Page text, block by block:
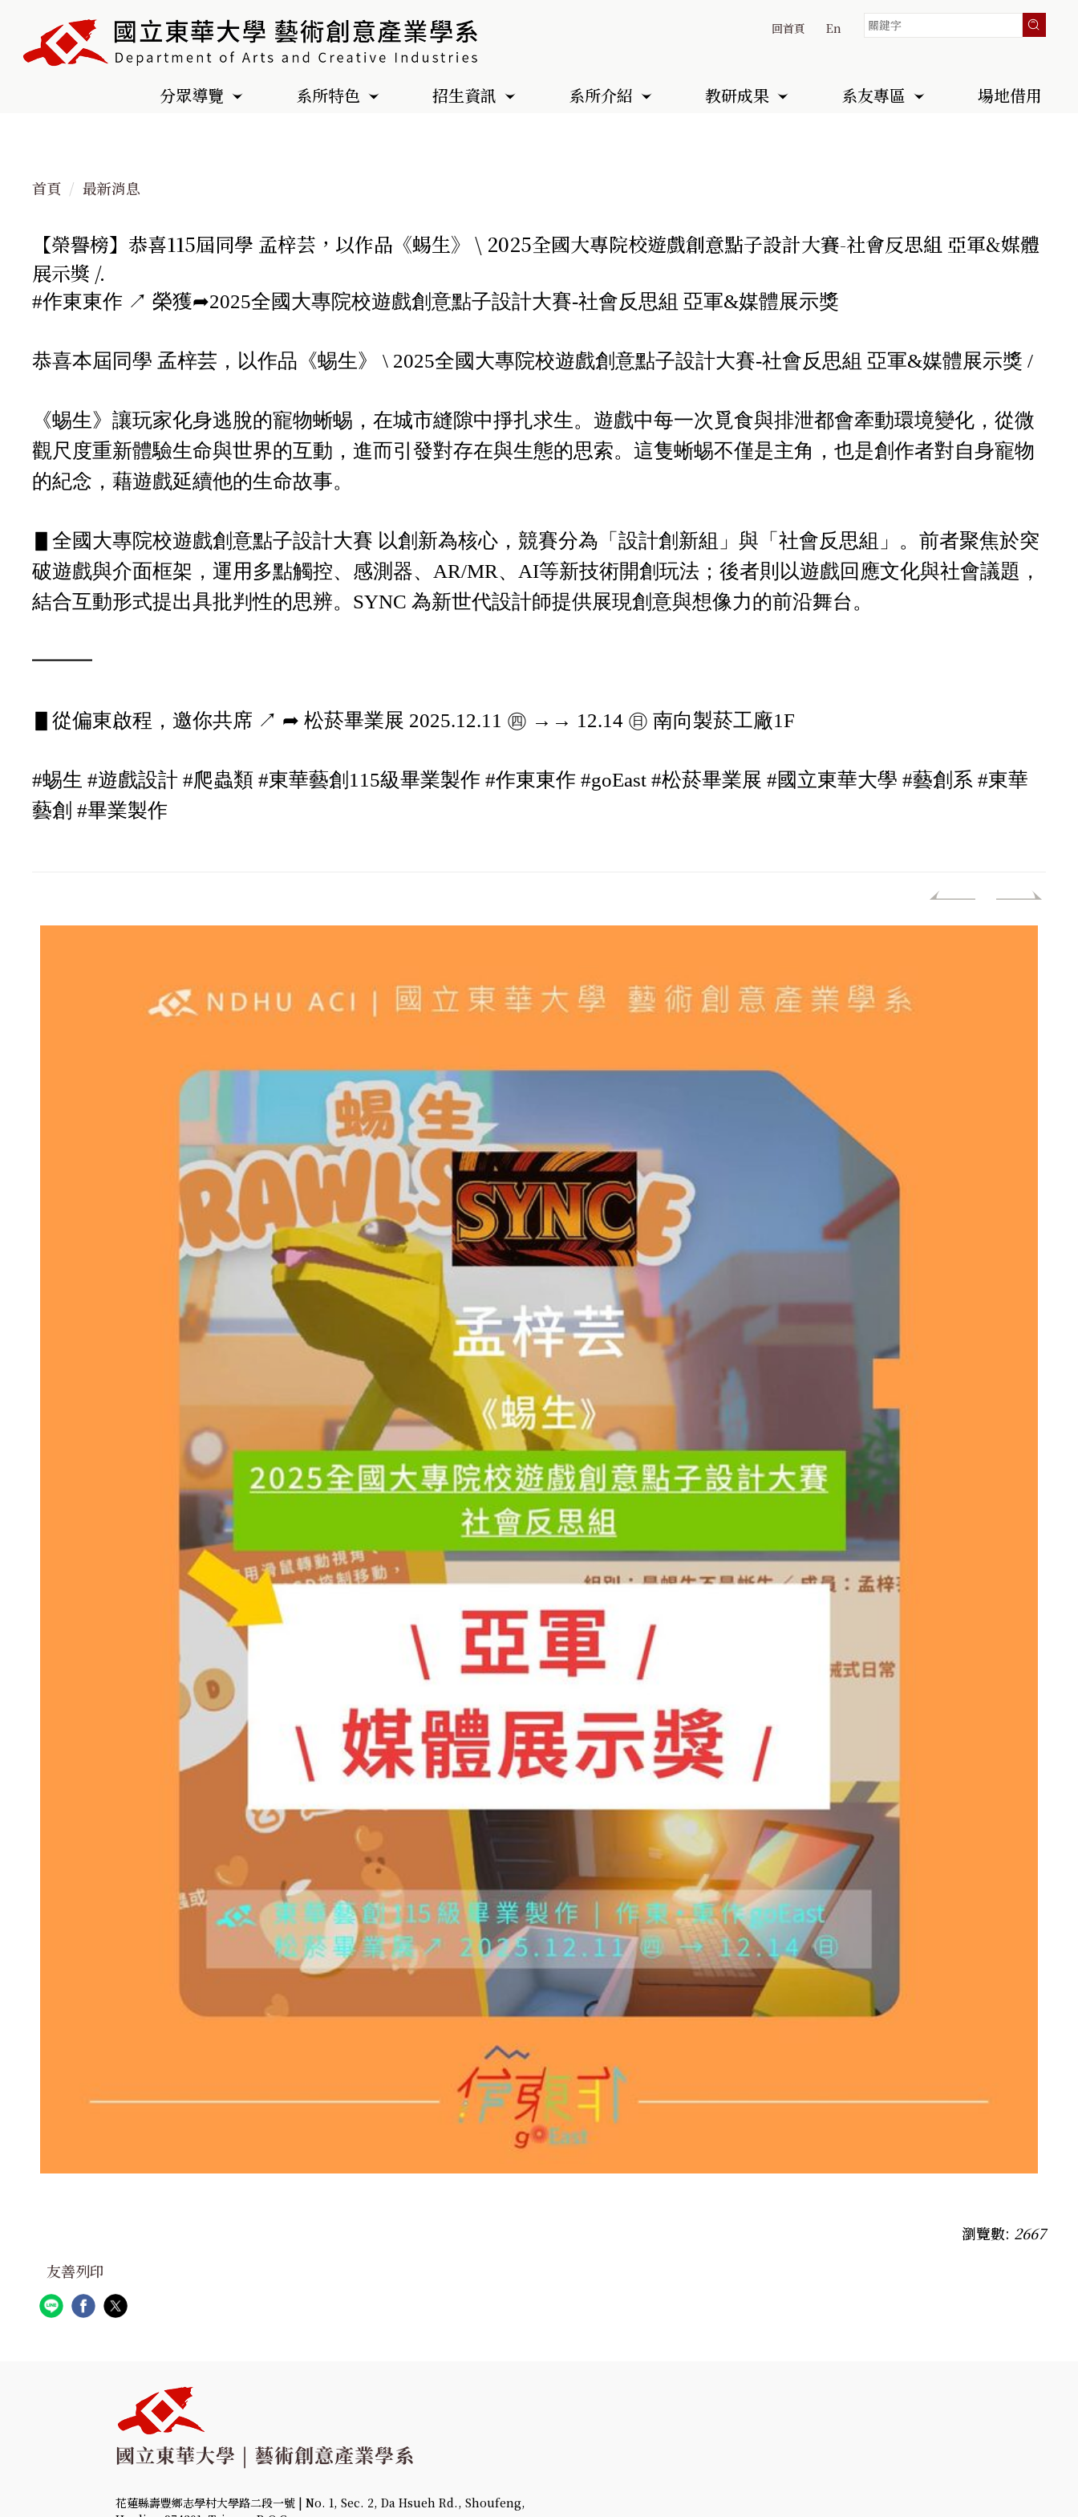
回首頁 En
分眾導覽 系所特色 招生資訊 系所介紹 教研成果 系友專區 場地借用
首頁 最新消息
【榮譽榜】恭喜115屆同學 孟梓芸，以作品《蜴生》 \ 2025全國大專院校遊戲創意點子設計大賽-社會反思組 亞軍&媒體
展示獎 /.
#作東東作 ↗︎ 榮獲➦2025全國大專院校遊戲創意點子設計大賽-社會反思組 亞軍&媒體展示獎
恭喜本屆同學 孟梓芸，以作品《蜴生》 \ 2025全國大專院校遊戲創意點子設計大賽-社會反思組 亞軍&媒體展示獎 /
《蜴生》讓玩家化身逃脫的寵物蜥蜴，在城市縫隙中掙扎求生。遊戲中每一次覓食與排泄都會牽動環境變化，從微
觀尺度重新體驗生命與世界的互動，進而引發對存在與生態的思索。這隻蜥蜴不僅是主角，也是創作者對自身寵物
的紀念，藉遊戲延續他的生命故事。
▋全國大專院校遊戲創意點子設計大賽 以創新為核心，競賽分為「設計創新組」與「社會反思組」。前者聚焦於突
破遊戲與介面框架，運用多點觸控、感測器、AR/MR、AI等新技術開創玩法；後者則以遊戲回應文化與社會議題，
結合互動形式提出具批判性的思辨。SYNC 為新世代設計師提供展現創意與想像力的前沿舞台。
━━━
▋從偏東啟程，邀你共席 ↗︎ ➦ 松菸畢業展 2025.12.11 ㊃ →→ 12.14 ㊐ 南向製菸工廠1F
#蜴生 #遊戲設計 #爬蟲類 #東華藝創115級畢業製作 #作東東作 #goEast #松菸畢業展 #國立東華大學 #藝創系 #東華
藝創 #畢業製作
瀏覽數: 2667
友善列印
花蓮縣壽豐鄉志學村大學路二段一號 | No. 1, Sec. 2, Da Hsueh Rd., Shoufeng,